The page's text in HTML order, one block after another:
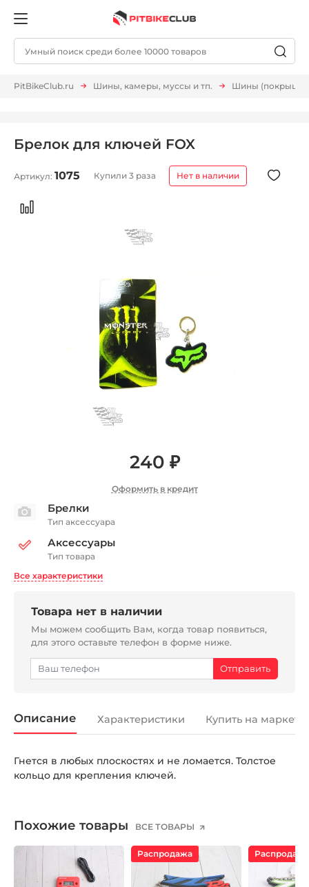
PitBikeClub.ru Шины, камеры, муссы и тп. Шины
Брелок для ключей FOX
Артикул: 1075 Купили 3 раза Нет в наличии
240 ₽
Оформить в кредит
Брелки
Тип аксессуара
Аксессуары
Тип товара
Все характеристики
Товара нет в наличии
Мы можем сообщить Вам, когда товар появиться,
для этого оставьте телефон в форме ниже.
Описание Характеристики Купить на
Гнется в любых плоскостях и не ломается. Толстое
кольцо для крепления ключей.
Похожие товары ВСЕ ТОВАРЫ
Распродажа Распродажа